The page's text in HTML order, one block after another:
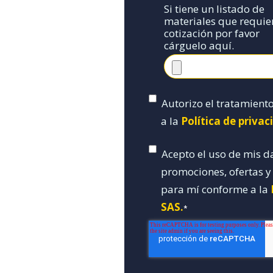
Si tiene un listado de
materiales que
cotización por favor
cárguelo aquí.
Autorizo el
a la Política de
Acepto el uso de mis
promociones, ofertas y
para mí conforme a la
SAS.*